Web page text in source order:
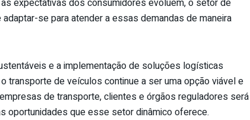
expectativas dos consumidores evoluem, o setor de
se para atender a essas demandas de maneira
e a implementação de soluções logísticas
transporte de veículos continue a ser uma opção viável e
de transporte, clientes e órgãos reguladores será
oportunidades que esse setor dinâmico oferece.